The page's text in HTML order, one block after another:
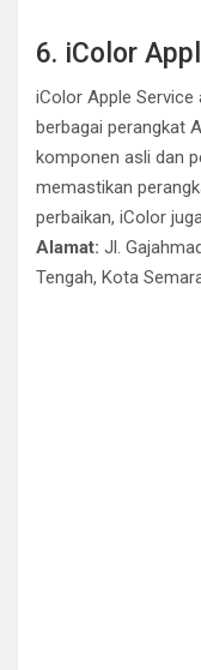
6. iColor
iColor Apple
berbagai perangkat
komponen asli dan
memastikan
perbaikan, iColor
Alamat: Jl.
Tengah, Kota